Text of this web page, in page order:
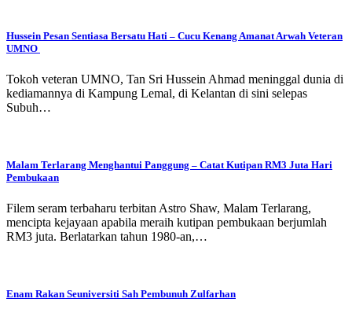
Hussein Pesan Sentiasa Bersatu Hati – Cucu Kenang Amanat Arwah Veteran
UMNO
Tokoh veteran UMNO, Tan Sri Hussein Ahmad meninggal dunia di
kediamannya di Kampung Lemal, di Kelantan di sini selepas
Subuh…
Malam Terlarang Menghantui Panggung – Catat Kutipan RM3 Juta Hari
Pembukaan
Filem seram terbaharu terbitan Astro Shaw, Malam Terlarang,
mencipta kejayaan apabila meraih kutipan pembukaan berjumlah
RM3 juta. Berlatarkan tahun 1980-an,…
Enam Rakan Seuniversiti Sah Pembunuh Zulfarhan